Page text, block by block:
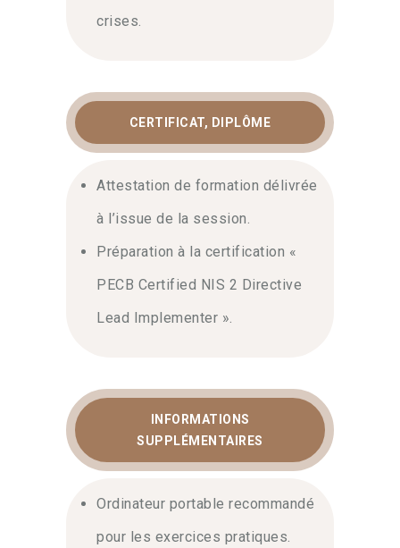
crises.
CERTIFICAT, DIPLÔME
Attestation de formation délivrée
à l’issue de la session.
Préparation à la certification «
PECB Certified NIS 2 Directive
Lead Implementer ».
INFORMATIONS
SUPPLÉMENTAIRES
Ordinateur portable recommandé
pour les exercices pratiques.